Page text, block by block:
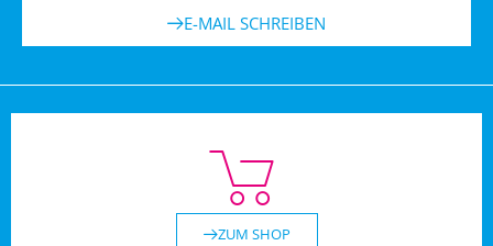
E-MAIL SCHREIBEN
ZUM SHOP